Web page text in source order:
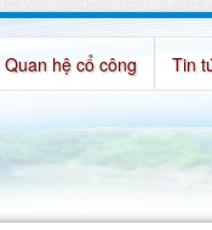
Quan hệ cổ công Tin